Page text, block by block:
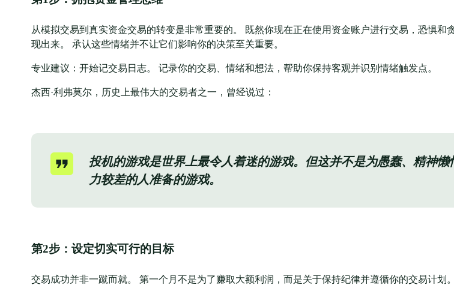
从模拟交易到真实资金交易的转变是非常重要的。 既然你现在正在使用资金账户进行交易，恐惧和
现出来。 承认这些情绪并不让它们影响你的决策至关重要。
专业建议：开始记交易日志。 记录你的交易、情绪和想法，帮助你保持客观并识别情绪触发点。
杰西·利弗莫尔，历史上最伟大的交易者之一，曾经说过：
投机的游戏是世界上最令人着迷的游戏。但这并不是为愚蠢、精神懒
力较差的人准备的游戏。
第2步：设定切实可行的目标
交易成功并非一蹴而就。 第一个月不是为了赚取大额利润，而是关于保持纪律并遵循你的交易计划。